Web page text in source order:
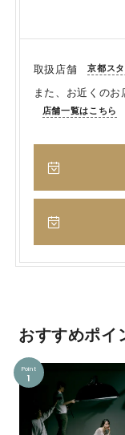
取扱店舗 京都ス
また、お近くのお
店舗一覧はこちら
おすすめポイ
Point
1